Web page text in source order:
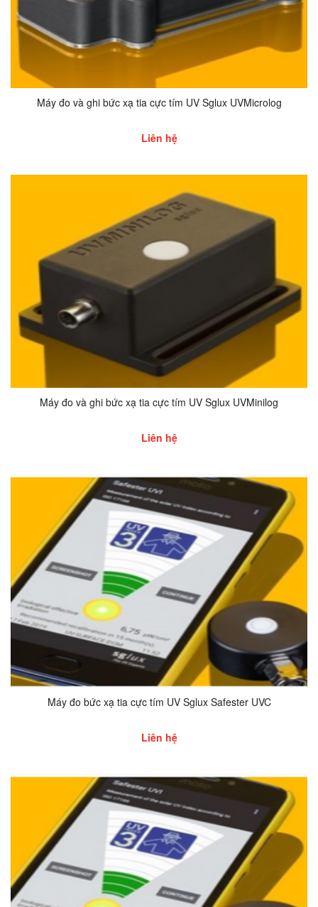
Máy đo và ghi bức xạ tia cực tím UV Sglux UVMicrolog
Liên hệ
Máy đo và ghi bức xạ tia cực tím UV Sglux UVMinilog
Liên hệ
Máy đo bức xạ tia cực tím UV Sglux Safester UVC
Liên hệ